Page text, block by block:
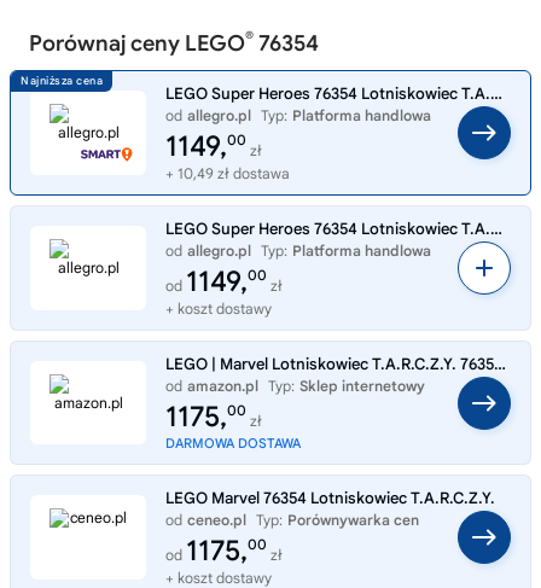
Porównaj ceny LEGO® 76354
LEGO Super Heroes 76354 Lotniskowiec T.A.R.C.Z.Y.
od allegro.pl Typ: Platforma handlowa
1149,00
zł
+ 10,49 zł dostawa
LEGO Super Heroes 76354 Lotniskowiec T.A.R.C.Z.Y.
od allegro.pl Typ: Platforma handlowa
od 1149,00
zł
+ koszt dostawy
LEGO | Marvel Lotniskowiec T.A.R.C.Z.Y. 76354 | Kolekcjonerski zestaw konstrukcyjny, model do ekspozycji, prezent dla fa
od amazon.pl Typ: Sklep internetowy
1175,00
zł
DARMOWA DOSTAWA
LEGO Marvel 76354 Lotniskowiec T.A.R.C.Z.Y.
od ceneo.pl Typ: Porównywarka cen
od 1175,00
zł
+ koszt dostawy